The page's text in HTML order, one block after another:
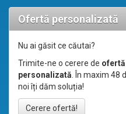
Ofertă personalizată
Nu ai găsit ce căutai?
Trimite-ne o cerere de ofertă
personalizată. În maxim 48
noi îți dăm soluția!
Cerere ofertă!